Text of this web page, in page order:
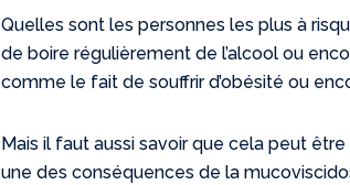
Quelles sont les personnes les plus à
de boire régulièrement de l’alcool ou
comme le fait de souffrir d’obésité ou
Mais il faut aussi savoir que cela peut
une des conséquences de la